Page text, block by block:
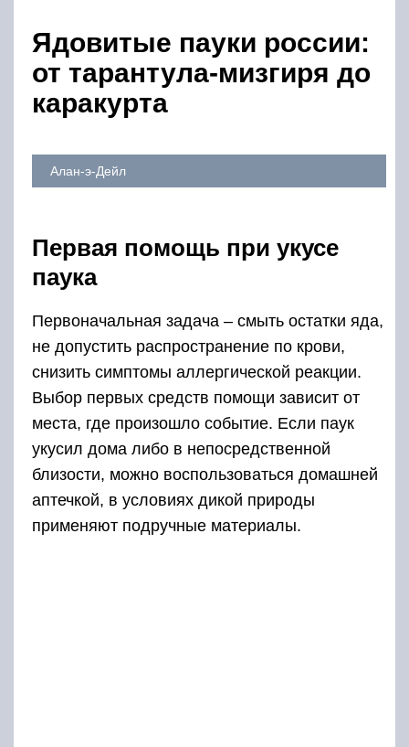
Ядовитые пауки россии:
от тарантула-мизгиря до
каракурта
Алан-э-Дейл
Первая помощь при укусе
паука
Первоначальная задача – смыть остатки яда,
не допустить распространение по крови,
снизить симптомы аллергической реакции.
Выбор первых средств помощи зависит от
места, где произошло событие. Если паук
укусил дома либо в непосредственной
близости, можно воспользоваться домашней
аптечкой, в условиях дикой природы
применяют подручные материалы.